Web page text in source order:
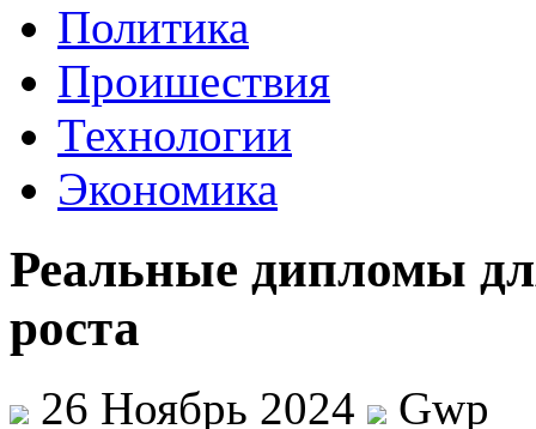
Политика
Проишествия
Технологии
Экономика
Реальные дипломы
роста
26 Ноябрь 2024 Gwp